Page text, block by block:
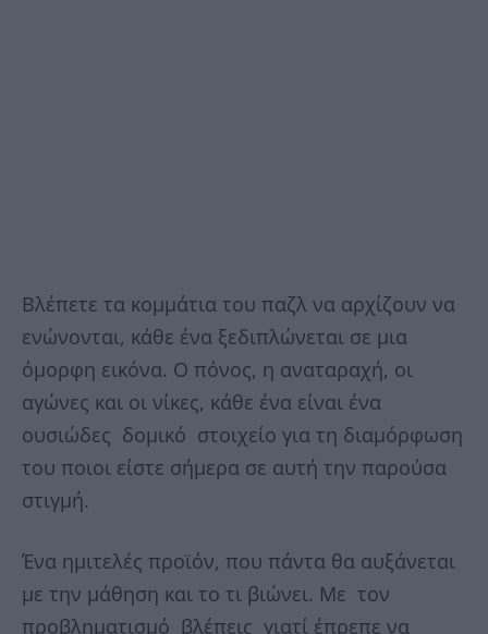
Βλέπετε τα κομμάτια του παζλ να αρχίζουν να
ενώνονται, κάθε ένα ξεδιπλώνεται σε μια
όμορφη εικόνα. Ο πόνος, η αναταραχή, οι
αγώνες και οι νίκες, κάθε ένα είναι ένα
ουσιώδες δομικό στοιχείο για τη διαμόρφωση
του ποιοι είστε σήμερα σε αυτή την παρούσα
στιγμή.
Ένα ημιτελές προϊόν, που πάντα θα αυξάνεται
με την μάθηση και το τι βιώνει. Με τον
προβληματισμό βλέπεις γιατί έπρεπε να